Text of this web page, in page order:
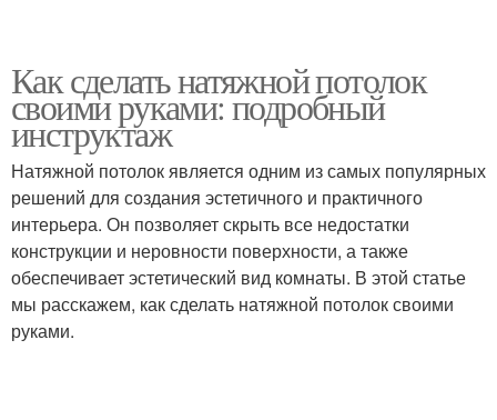
Как сделать натяжной потолок
своими руками: подробный
инструктаж
Натяжной потолок является одним из самых популярных
решений для создания эстетичного и практичного
интерьера. Он позволяет скрыть все недостатки
конструкции и неровности поверхности, а также
обеспечивает эстетический вид комнаты. В этой статье
мы расскажем, как сделать натяжной потолок своими
руками.